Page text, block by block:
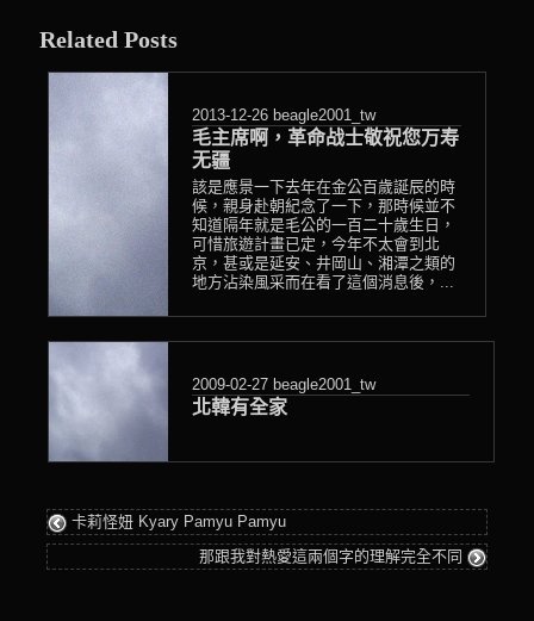
posted
in
Related Posts
2013-12-26 beagle2001_tw
毛主席啊，革命战士敬祝您万寿
无疆
該是應景一下去年在金公百歲誕辰的時
候，親身赴朝紀念了一下，那時候並不
知道隔年就是毛公的一百二十歲生日，
可惜旅遊計畫已定，今年不太會到北
京，甚或是延安、井岡山、湘潭之類的
地方沾染風采而在看了這個消息後，...
2009-02-27 beagle2001_tw
北韓有全家
卡莉怪妞 Kyary Pamyu Pamyu
那跟我對熱愛這兩個字的理解完全不同